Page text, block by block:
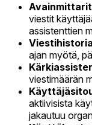
Avainmittarit
viestit
assistenttien
Viestihistoria
ajan myötä,
viestimäärän
aktiivisista
jakautuu